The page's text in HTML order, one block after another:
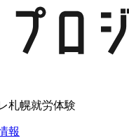
札幌就労体験
報